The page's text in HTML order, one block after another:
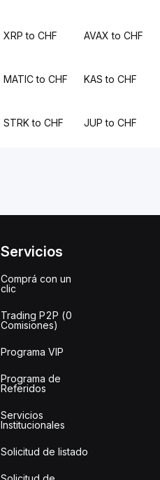
XRP to CHF AVAX to CHF
MATIC to CHF KAS to CHF
STRK to CHF JUP to CHF
Servicios
Comprá con un
clic
Trading P2P (0
Comisiones)
Programa VIP
Programa de
Referidos
Servicios
Institucionales
Solicitud de listado